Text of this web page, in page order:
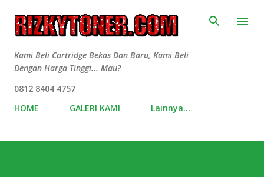
Langsung ke konten utama
Kami Beli Cartridge Bekas Dan Baru, Kami Beli
Dengan Harga Tinggi... Mau?
0812 8404 4757
HOME
GALERI KAMI Lainnya…